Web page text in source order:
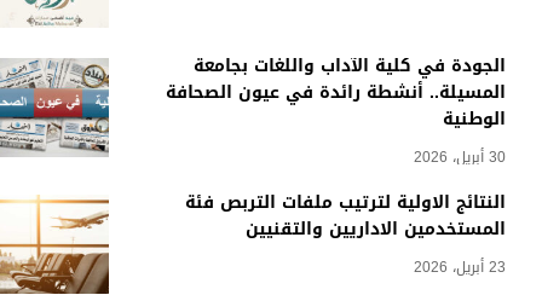
الجودة في كلية الآداب واللغات بجامعة
المسيلة.. أنشطة رائدة في عيون الصحافة
الوطنية
30 أبريل، 2026
النتائج الاولية لترتيب ملفات التربص فئة
المستخدمين الاداريين والتقنيين
23 أبريل، 2026